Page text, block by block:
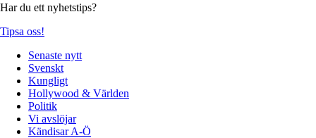
Har du ett nyhetstips?
Tipsa oss!
Senaste nytt
Svenskt
Kungligt
Hollywood & Världen
Politik
Vi avslöjar
Kändisar A-Ö